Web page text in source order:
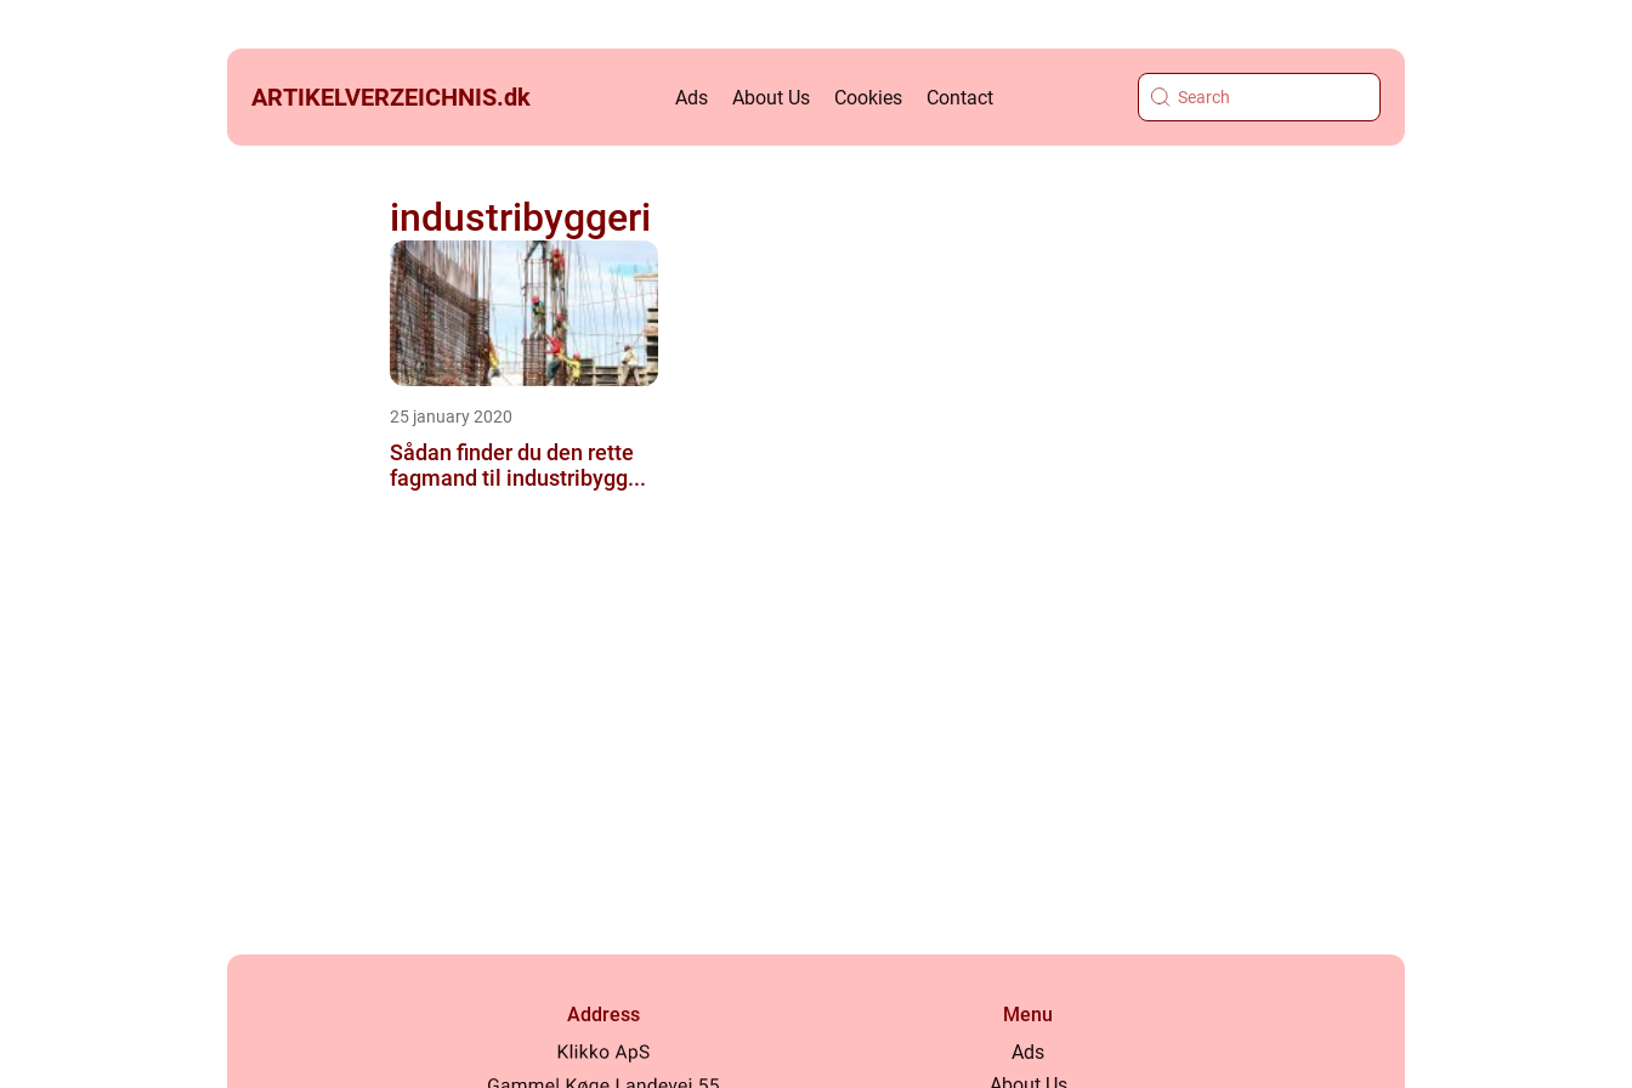
ARTIKELVERZEICHNIS.dk Ads About Us Cookies Contact
industribyggeri
25 january 2020
Sådan finder du den rette
fagmand til industribygg...
Address
Menu
Ads